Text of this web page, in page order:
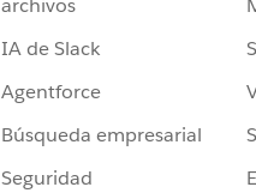
archivos
IA de Slack
Agentforce
Búsqueda empresarial
Seguridad